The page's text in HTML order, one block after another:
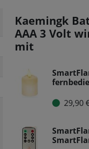
Kaemingk
AAA 3 Volt
mit
29,90